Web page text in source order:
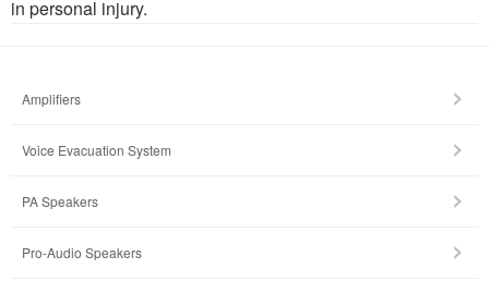
in personal injury.
Amplifiers
Voice Evacuation System
PA Speakers
Pro-Audio Speakers